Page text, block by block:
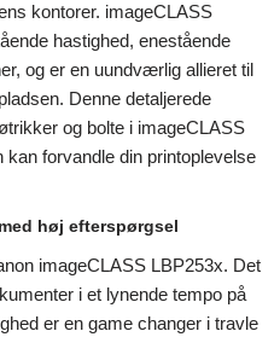
kontorer. imageCLASS
hastighed, enestående
og er en uundværlig allieret til
Denne detaljerede
og bolte i imageCLASS
forvandle din printoplevelse
høj efterspørgsel
imageCLASS LBP253x. Det
i et lynende tempo på
er en game changer i travle